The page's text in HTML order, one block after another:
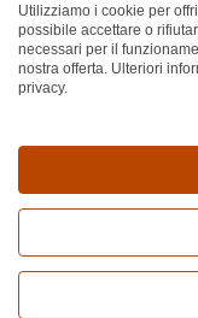
Utilizziamo i cookie per
possibile accettare o
necessari per il
nostra offerta. Ulteriori
privacy.